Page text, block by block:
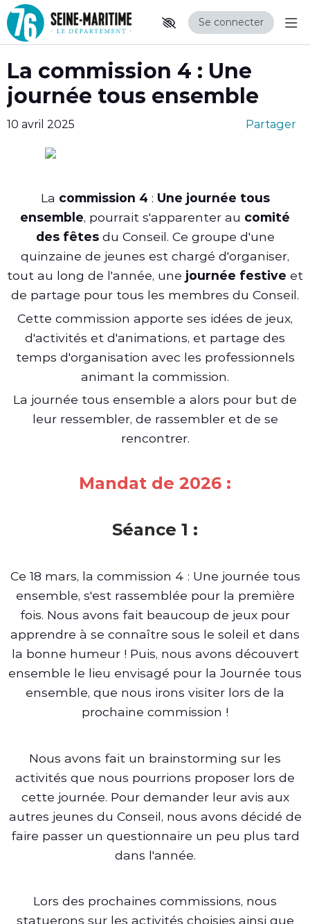
Se connecter
La commission 4 : Une
journée tous ensemble
10 avril 2025 Partager
La commission 4 : Une journée tous
ensemble, pourrait s'apparenter au comité
des fêtesdu Conseil. Ce groupe d'une
quinzaine de jeunes est chargé d'organiser,
tout au long de l'année, une journée festive et
de partage pour tous les membres du Conseil.
Cette commission apporte ses idées de jeux,
d'activités et d'animations, et partage des
temps d'organisation avec les professionnels
animant la commission.
La journée tous ensemble a alors pour but de
leur ressembler, de rassembler et de se
rencontrer.
Mandat de 2026 :
Séance 1 :
Ce 18 mars, la commission 4 : Une journée tous
ensemble, s'est rassemblée pour la première
fois. Nous avons fait beaucoup de jeux pour
apprendre à se connaître sous le soleil et dans
la bonne humeur ! Puis, nous avons découvert
ensemble le lieu envisagé pour la Journée tous
ensemble, que nous irons visiter lors de la
prochaine commission !
Nous avons fait un brainstorming sur les
activités que nous pourrions proposer lors de
cette journée. Pour demander leur avis aux
autres jeunes du Conseil, nous avons décidé de
faire passer un questionnaire un peu plus tard
dans l'année.
Lors des prochaines commissions, nous
statuerons sur les activités choisies ainsi que